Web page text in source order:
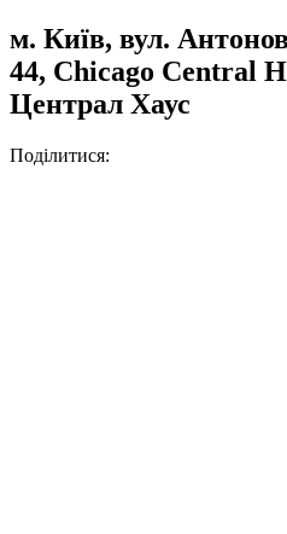
м. Київ, вул.
44, Chicago Central
Централ Хаус
Поділитися: